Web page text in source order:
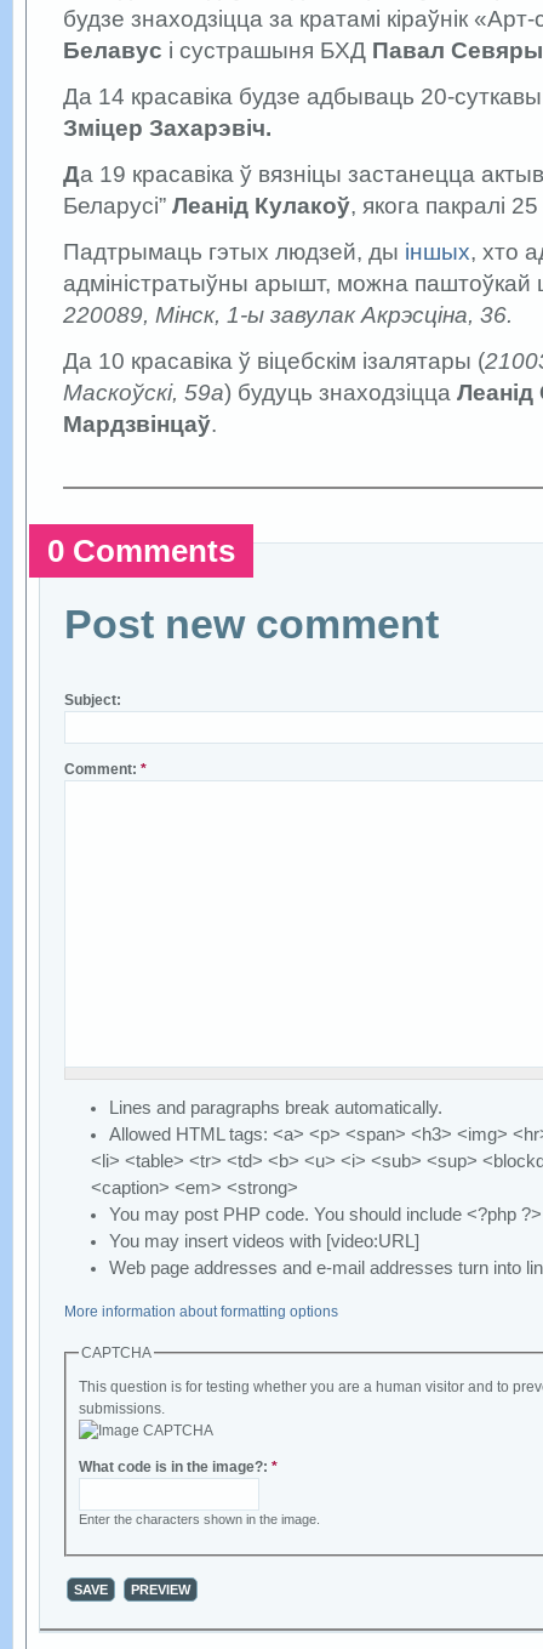
будзе знаходзіцца за кратамі кіраўнік
Белавус і сустрашыня БХД Павал
Да 14 красавіка будзе адбываць 20-
Зміцер Захарэвіч.
Да 19 красавіка ў вязніцы застанецца
Беларусі” Леанід Кулакоў, якога пакралі
Падтрымаць гэтых людзей, ды іншых, хто
адміністратыўны арышт, можна паштоўкай
220089, Мінск, 1-ы завулак Акрэсціна, 36.
Да 10 красавіка ў віцебскім ізалятары (
Маскоўскі, 59а) будуць знаходзіцца Леанід
Мардзвінцаў.
0 Comments
Post new comment
Subject:
Comment: *
Lines and paragraphs break automatically.
Allowed HTML tags: <a> <p> <span> <h3> <img>
<li> <table> <tr> <td> <b> <u> <i> <sub> <sup>
<caption> <em> <strong>
You may post PHP code. You should include <?php
You may insert videos with [video:URL]
Web page addresses and e-mail addresses turn into
More information about formatting options
CAPTCHA
This question is for testing whether you are a human visitor and to
submissions.
What code is in the image?: *
Enter the characters shown in the image.